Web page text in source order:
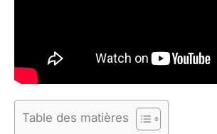
Table des matières